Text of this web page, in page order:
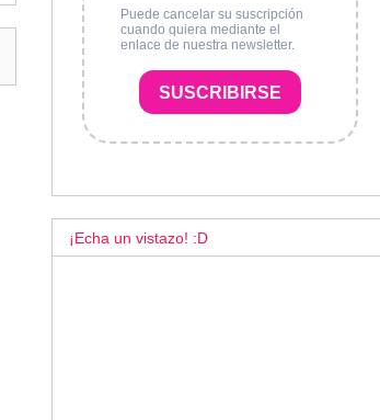
Puede cancelar su suscripción
cuando quiera mediante el
enlace de nuestra newsletter.
SUSCRIBIRSE
¡Echa un vistazo! :D